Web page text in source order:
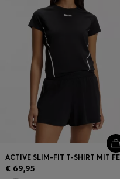
€ 69,95